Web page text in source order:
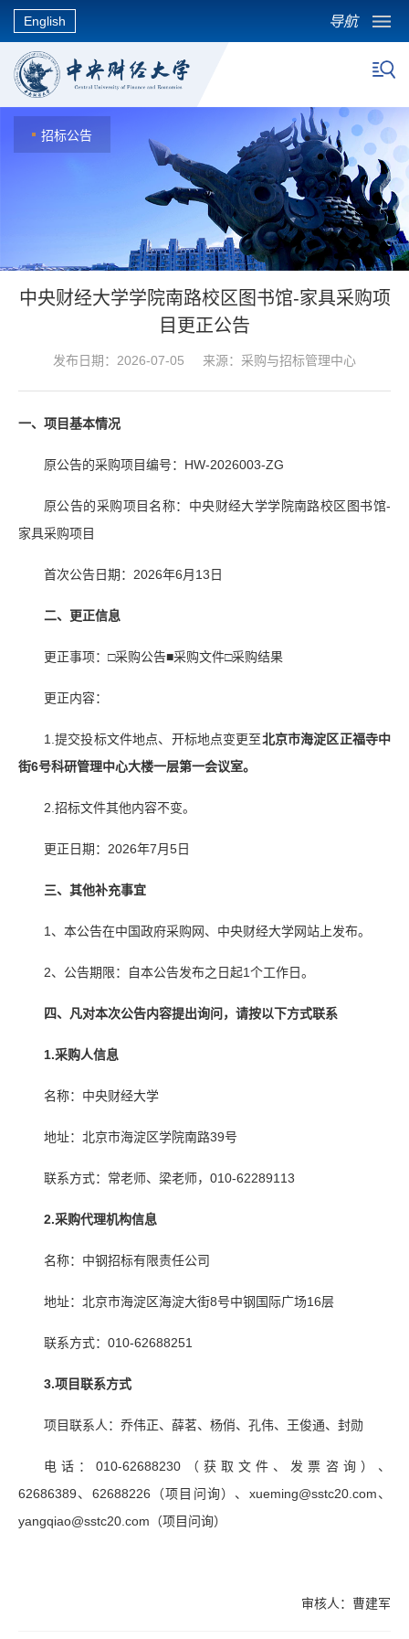
English 导航
招标公告
中央财经大学学院南路校区图书馆-家具采购项
目更正公告
发布日期：2026-07-05 来源：采购与招标管理中心
一、项目基本情况
原公告的采购项目编号：HW-2026003-ZG
原公告的采购项目名称：中央财经大学学院南路校区图书馆-
家具采购项目
首次公告日期：2026年6月13日
二、更正信息
更正事项：□采购公告■采购文件□采购结果
更正内容：
1.提交投标文件地点、开标地点变更至北京市海淀区正福寺中
街6号科研管理中心大楼一层第一会议室。
2.招标文件其他内容不变。
更正日期：2026年7月5日
三、其他补充事宜
1、本公告在中国政府采购网、中央财经大学网站上发布。
2、公告期限：自本公告发布之日起1个工作日。
四、凡对本次公告内容提出询问，请按以下方式联系
1.采购人信息
名称：中央财经大学
地址：北京市海淀区学院南路39号
联系方式：常老师、梁老师，010-62289113
2.采购代理机构信息
名称：中钢招标有限责任公司
地址：北京市海淀区海淀大街8号中钢国际广场16层
联系方式：010-62688251
3.项目联系方式
项目联系人：乔伟正、薛茗、杨俏、孔伟、王俊通、封勋
电话：010-62688230（获取文件、发票咨询）、
62686389、62688226（项目问询）、xueming@sstc20.com、
yangqiao@sstc20.com（项目问询）
审核人：曹建军